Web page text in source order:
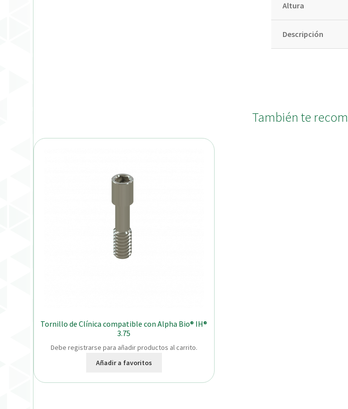
Altura
Descripción
También te
Tornillo de Clínica compatible con Alpha Bio® IH®
3.75
Debe registrarse para añadir productos al carrito.
Añadir a favoritos